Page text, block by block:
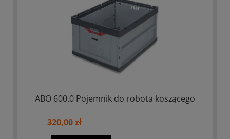
ABO 600.0 Pojemnik do robota koszącego
320,00 zł